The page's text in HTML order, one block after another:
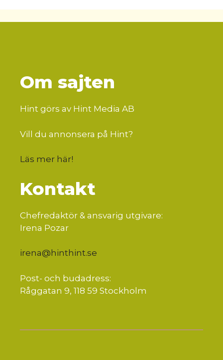
Om sajten
Hint görs av Hint Media AB
Vill du annonsera på Hint?
Läs mer här!
Kontakt
Chefredaktör & ansvarig utgivare:
Irena Pozar
irena@hinthint.se
Post- och budadress:
Råggatan 9, 118 59 Stockholm